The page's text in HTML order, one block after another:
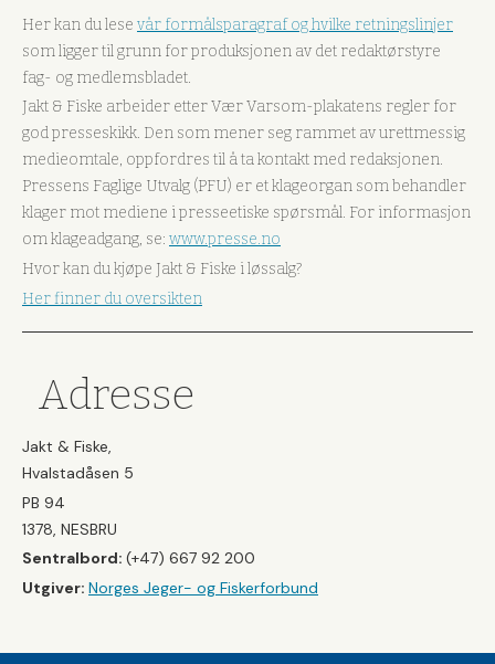
Her kan du lese vår formålsparagraf og hvilke retningslinjer
som ligger til grunn for produksjonen av det redaktørstyre
fag- og medlemsbladet.
Jakt & Fiske arbeider etter Vær Varsom-plakatens regler for
god presseskikk. Den som mener seg rammet av urettmessig
medieomtale, oppfordres til å ta kontakt med redaksjonen.
Pressens Faglige Utvalg (PFU) er et klageorgan som behandler
klager mot mediene i presseetiske spørsmål. For informasjon
om klageadgang, se: www.presse.no
Hvor kan du kjøpe Jakt & Fiske i løssalg?
Her finner du oversikten
Adresse
Jakt & Fiske,
Hvalstadåsen 5
PB 94
1378, NESBRU
Sentralbord: (+47) 667 92 200
Utgiver: Norges Jeger- og Fiskerforbund